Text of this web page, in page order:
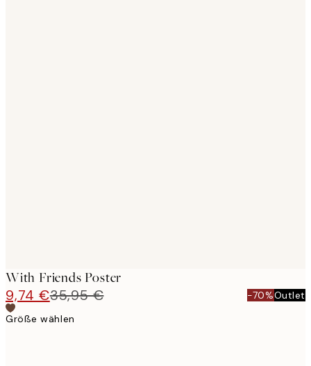
With Friends Poster
9,74 €35,95 € -70%Outlet
Größe wählen